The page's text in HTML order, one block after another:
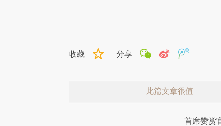
收藏 分享
此篇文章很值
首席赞赏